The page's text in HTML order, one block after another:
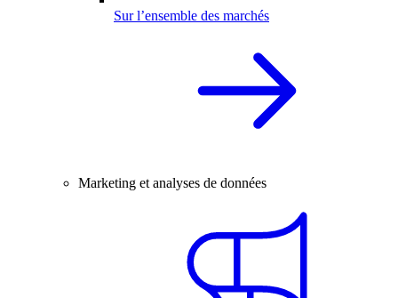
Sur l’ensemble des marchés
Marketing et analyses de données